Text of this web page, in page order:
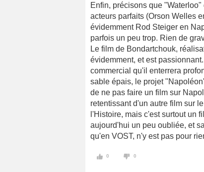
Enfin, précisons que
acteurs parfaits (Orson Welles
évidemment Rod Steiger en
parfois un peu trop. Rien de
Le film de Bondartchouk,
évidemment, et est
commercial qu'il enterrera
sable épais, le projet
de ne pas faire un film sur
retentissant d'un autre film sur
l'Histoire, mais c'est surtout un
aujourd'hui un peu oubliée, et
qu'en VOST, n'y est pas pour
0 0